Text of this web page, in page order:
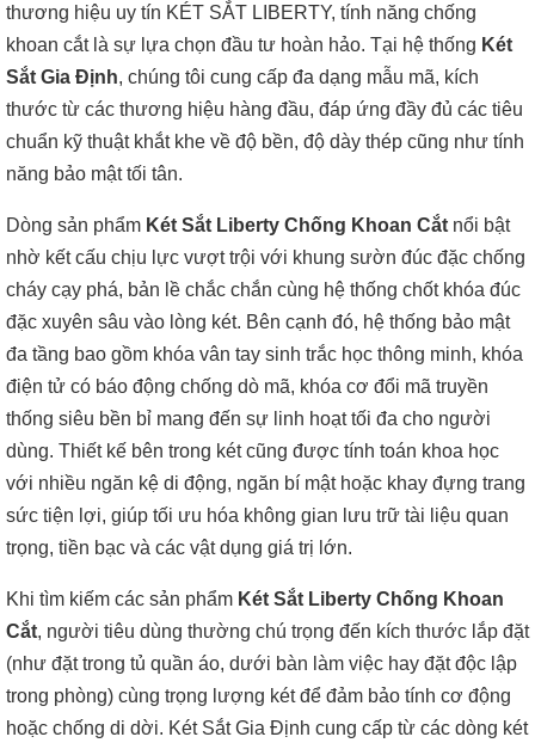
thương hiệu uy tín KÉT SẮT LIBERTY, tính năng chống
khoan cắt là sự lựa chọn đầu tư hoàn hảo. Tại hệ thống Két
Sắt Gia Định, chúng tôi cung cấp đa dạng mẫu mã, kích
thước từ các thương hiệu hàng đầu, đáp ứng đầy đủ các tiêu
chuẩn kỹ thuật khắt khe về độ bền, độ dày thép cũng như tính
năng bảo mật tối tân.
Dòng sản phẩm Két Sắt Liberty Chống Khoan Cắt nổi bật
nhờ kết cấu chịu lực vượt trội với khung sườn đúc đặc chống
cháy cạy phá, bản lề chắc chắn cùng hệ thống chốt khóa đúc
đặc xuyên sâu vào lòng két. Bên cạnh đó, hệ thống bảo mật
đa tầng bao gồm khóa vân tay sinh trắc học thông minh, khóa
điện tử có báo động chống dò mã, khóa cơ đổi mã truyền
thống siêu bền bỉ mang đến sự linh hoạt tối đa cho người
dùng. Thiết kế bên trong két cũng được tính toán khoa học
với nhiều ngăn kệ di động, ngăn bí mật hoặc khay đựng trang
sức tiện lợi, giúp tối ưu hóa không gian lưu trữ tài liệu quan
trọng, tiền bạc và các vật dụng giá trị lớn.
Khi tìm kiếm các sản phẩm Két Sắt Liberty Chống Khoan
Cắt, người tiêu dùng thường chú trọng đến kích thước lắp đặt
(như đặt trong tủ quần áo, dưới bàn làm việc hay đặt độc lập
trong phòng) cùng trọng lượng két để đảm bảo tính cơ động
hoặc chống di dời. Két Sắt Gia Định cung cấp từ các dòng két